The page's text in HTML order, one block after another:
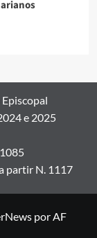
Episcopal
e 2025
partir N. 1117
por AF